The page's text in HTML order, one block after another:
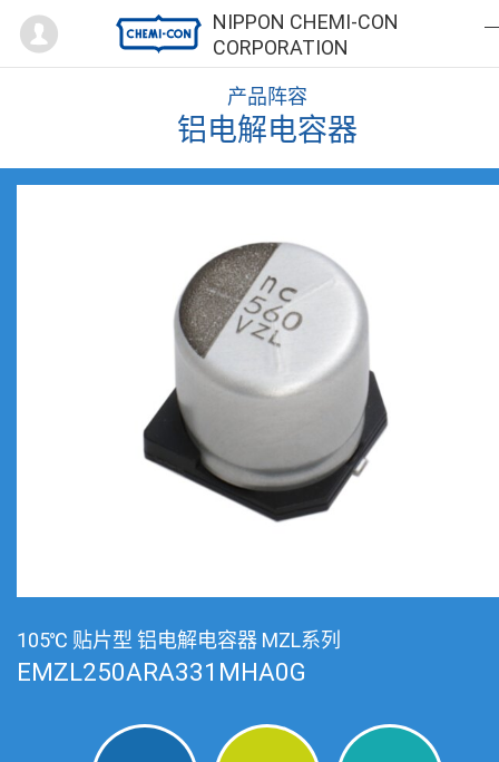
NIPPON CHEMI-CON
CORPORATION
Mypage
产品阵容
铝电解电容器
105℃ 贴片型 铝电解电容器 MZL系列
EMZL250ARA331MHA0G